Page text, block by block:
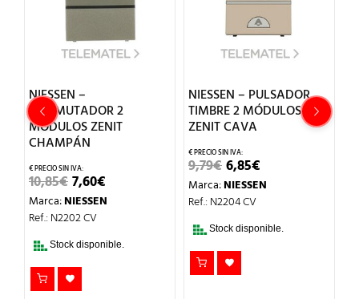
NIESSEN –
CONMUTADOR 2
MÓDULOS ZENIT
CHAMPÁN
10,85€EL
PRECIO
ORIGINAL
ERA:
7,60€PRECIO
ACTUAL
Marca:NIESSEN
Ref.: N2202 CV
Stock disponible.
NIESSEN – PULSADOR
TIMBRE 2 MÓDULOS
ZENIT CAVA
9,79€EL
PRECIO
ORIGINAL
ERA:
6,85€PRECIO
ACTUAL
Marca:NIESSEN
Ref.: N2204 CV
Stock disponible.